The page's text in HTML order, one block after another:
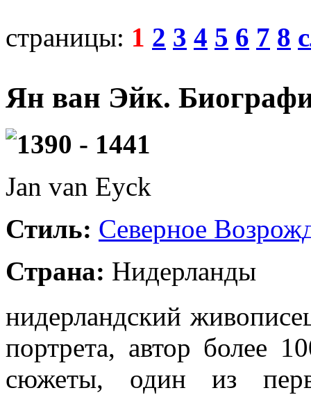
страницы: 1 2 3 4 5 6 7 8
Ян ван Эйк.
1390 - 1441
Jan van Eyck
Стиль: Северное
Страна: Нидерланды
нидерландский
портрета, автор более
сюжеты, один из